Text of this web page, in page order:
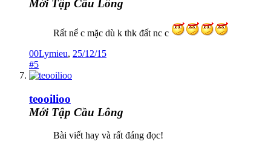
Mới Tập Cầu Lông
Rất nể c mặc dù k thk đất nc c
00Lymieu, 25/12/15
#5
teooilioo
Mới Tập Cầu Lông
Bài viết hay và rất đáng đọc!